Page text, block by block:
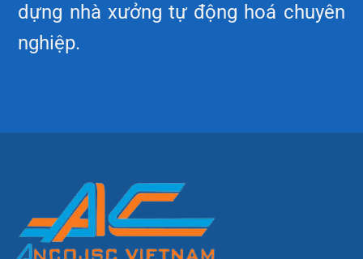
dựng nhà xưởng tự động hoá chuyên
nghiệp.